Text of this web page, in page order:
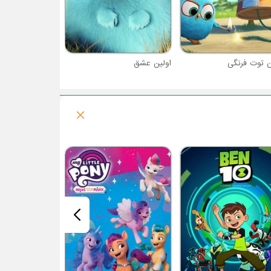
توت فرنگی اولین عشق